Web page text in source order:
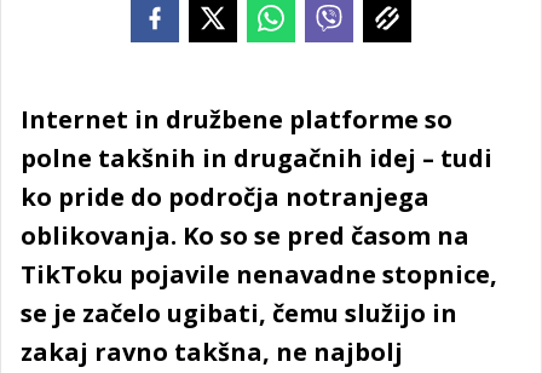
Internet in družbene platforme so
polne takšnih in drugačnih idej – tudi
ko pride do področja notranjega
oblikovanja. Ko so se pred časom na
TikToku pojavile nenavadne stopnice,
se je začelo ugibati, čemu služijo in
zakaj ravno takšna, ne najbolj